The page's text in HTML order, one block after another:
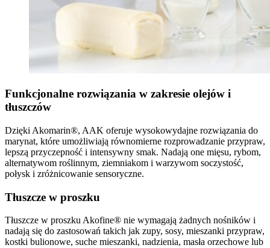
Funkcjonalne rozwiązania w zakresie olejów i
tłuszczów
Dzięki Akomarin®, AAK oferuje wysokowydajne rozwiązania do
marynat, które umożliwiają równomierne rozprowadzanie przypraw,
lepszą przyczepność i intensywny smak. Nadają one mięsu, rybom,
alternatywom roślinnym, ziemniakom i warzywom soczystość,
połysk i zróżnicowanie sensoryczne.
Tłuszcze w proszku
Tłuszcze w proszku Akofine® nie wymagają żadnych nośników i
nadają się do zastosowań takich jak zupy, sosy, mieszanki przypraw,
kostki bulionowe, suche mieszanki, nadzienia, masła orzechowe lub